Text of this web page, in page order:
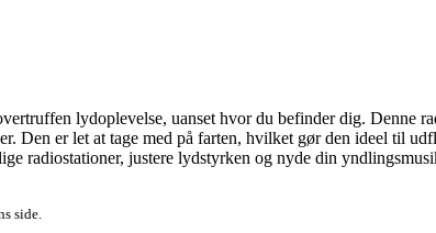
lydoplevelse, uanset hvor du befinder dig. Denne
Den er let at tage med på farten, hvilket gør den ideel til
radiostationer, justere lydstyrken og nyde din
side.